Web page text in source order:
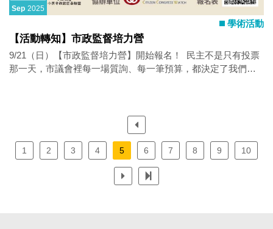
Sep 2025
學術活動
【活動轉知】市政監督培力營
9/21（日）【市政監督培力營】開始報名！ ​ 民主不是只有投票
那一天，市議會裡每一場質詢、每一筆預算，都決定了我們的
求，並有長遠規劃呢？又要在哪裡找預算跟決算表呢？ ​ 這幾年
台中城市治理出現很多問題，例如新光三越意外、工地安全事
件頻傳、颱風造成的淹水、交通事故的頻繁發生，這些都需要
台中市民更用力地監督地方政府的施政。 ​ 但是，監督市政也有
許多「眉角」，我們從市議會的直播，從議員在議會開會裡的
1 2 3 4 5 6 7 8 9 10